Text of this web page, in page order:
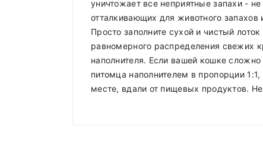
уничтожает все неприятные запахи -
отталкивающих для животного
Просто заполните сухой и чистый
равномерного распределения свежих
наполнителя. Если вашей кошке
питомца наполнителем в пропорции
месте, вдали от пищевых продуктов.